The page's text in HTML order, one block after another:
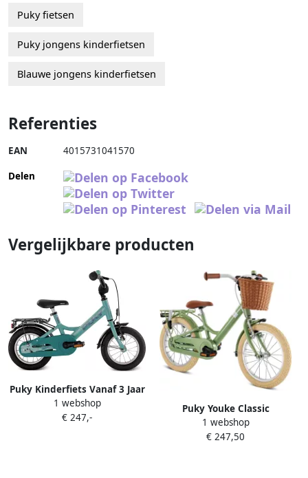
Puky fietsen
Puky jongens kinderfietsen
Blauwe jongens kinderfietsen
Referenties
EAN 4015731041570
Delen
Vergelijkbare producten
Puky Kinderfiets Vanaf 3 Jaar
Youke 12 Gutsy Green
1 webshop
€ 247,-
Puky Youke Classic
Kinderfiets 12 inch incl.
stuur d Retro groen vanaf 3
1 webshop
€ 247,50